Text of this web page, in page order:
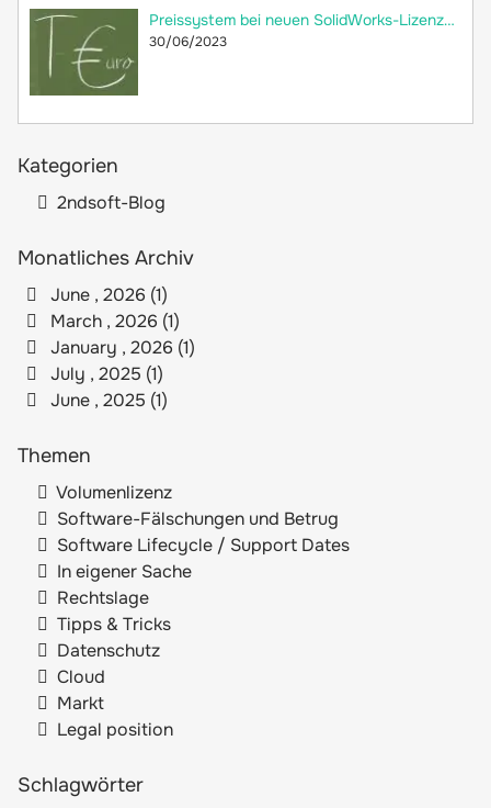
Preissystem bei neuen SolidWorks-Lizenzen: versteckte Preiserhöhung
30/06/2023
Kategorien
2ndsoft-Blog
Monatliches Archiv
June , 2026 (1)
March , 2026 (1)
January , 2026 (1)
July , 2025 (1)
June , 2025 (1)
Themen
Volumenlizenz
Software-Fälschungen und Betrug
Software Lifecycle / Support Dates
In eigener Sache
Rechtslage
Tipps & Tricks
Datenschutz
Cloud
Markt
Legal position
Schlagwörter